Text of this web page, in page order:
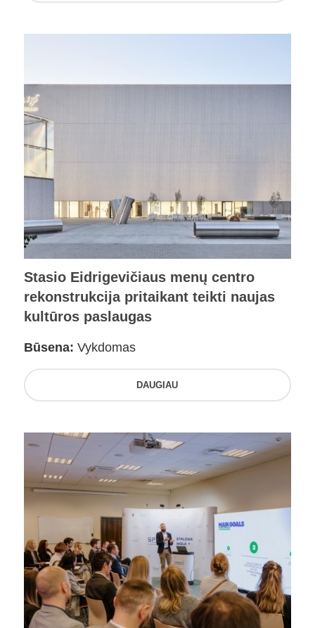
Stasio Eidrigevičiaus menų centro
rekonstrukcija pritaikant teikti naujas
kultūros paslaugas
Būsena: Vykdomas
DAUGIAU